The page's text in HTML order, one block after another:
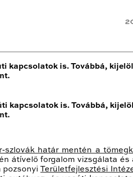
kapcsolatok is. Továbbá,
kapcsolatok is. Továbbá,
szlovák határ mentén a
átívelő forgalom vizsgálata és
pozsonyiTerületfejlesztési